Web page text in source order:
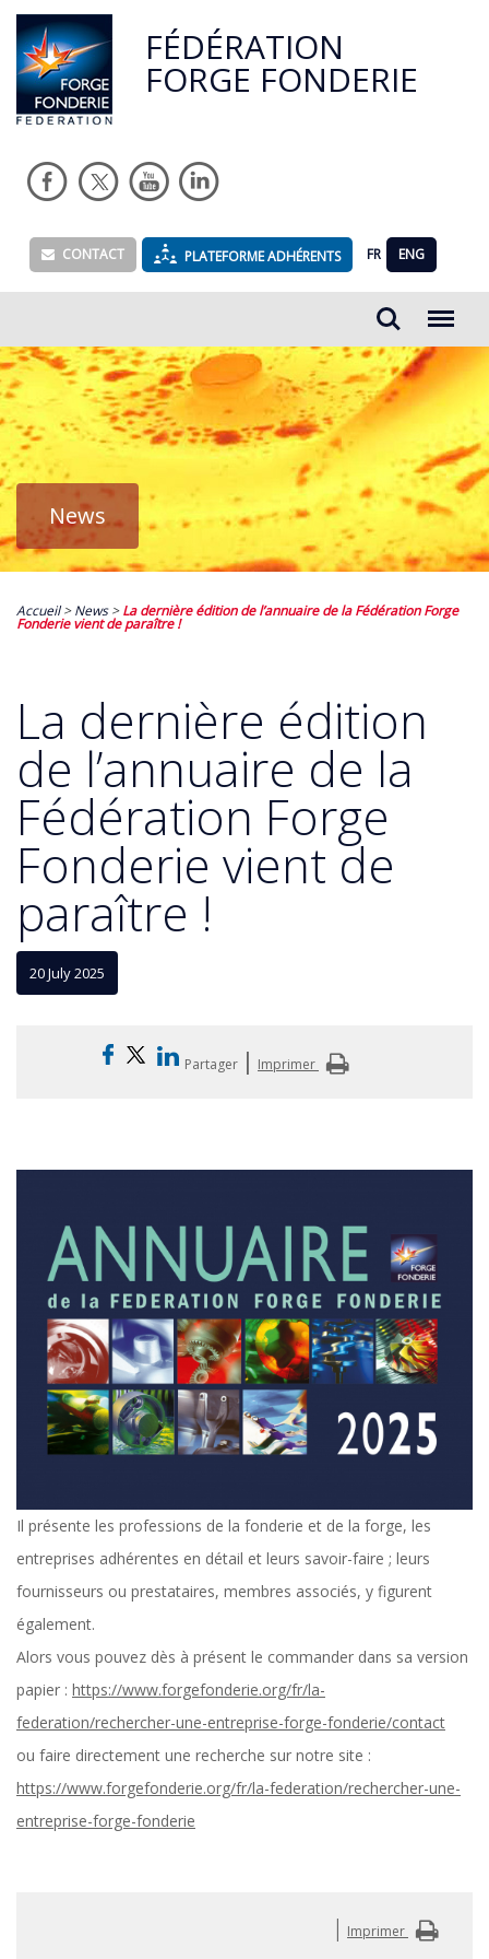
FÉDÉRATION
FORGE FONDERIE
CONTACT PLATEFORME ADHÉRENTS FR ENG
Rechercher...
News
Accueil>News>La dernière édition de l’annuaire de la Fédération Forge
Fonderie vient de paraître !
La dernière édition
de l’annuaire de la
Fédération Forge
Fonderie vient de
paraître !
20 July 2025
Partager | Imprimer
Il présente les professions de la fonderie et de la forge, les
entreprises adhérentes en détail et leurs savoir-faire ; leurs
fournisseurs ou prestataires, membres associés, y figurent
également.
Alors vous pouvez dès à présent le commander dans sa version
papier : https://www.forgefonderie.org/fr/la-
federation/rechercher-une-entreprise-forge-fonderie/contact
ou faire directement une recherche sur notre site :
https://www.forgefonderie.org/fr/la-federation/rechercher-une-
entreprise-forge-fonderie
| Imprimer